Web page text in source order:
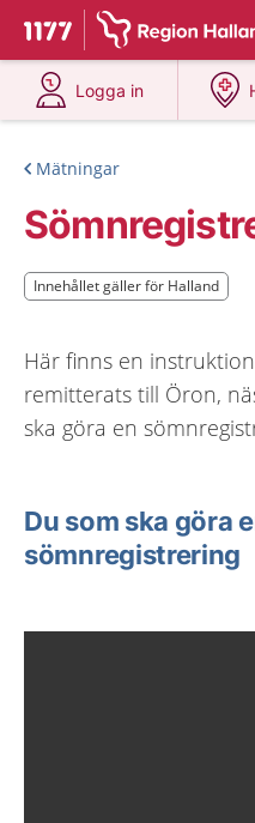
Till startsidan för 1177
Du har valt region
Logga in
på 1177.se
Mätningar
Innehållet gäller för Halland
Innehållet gäller för Halland
Här finns en
remitterats till Öron,
ska göra en
Du som ska göra
sömnregistrering